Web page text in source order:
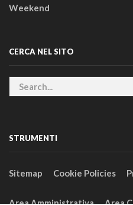
Weekend
CERCA NEL SITO
STRUMENTI
Sitemap Cookie Policies
Area Amministrativa Area